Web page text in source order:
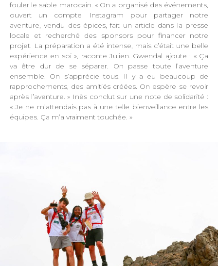
fouler le sable marocain. « On a organisé des événements,
ouvert un compte Instagram pour partager notre
aventure, vendu des épices, fait un article dans la presse
locale et recherché des sponsors pour financer notre
projet. La préparation a été intense, mais c’était une belle
expérience en soi », raconte Julien. Gwendal ajoute : « Ça
va être dur de se séparer. On passe toute l’aventure
ensemble. On s’apprécie tous. Il y a eu beaucoup de
rapprochements, des amitiés créées. On espère se revoir
après l’aventure. » Inès conclut sur une note de solidarité :
« Je ne m’attendais pas à une telle bienveillance entre les
équipes. Ça m’a vraiment touchée. »